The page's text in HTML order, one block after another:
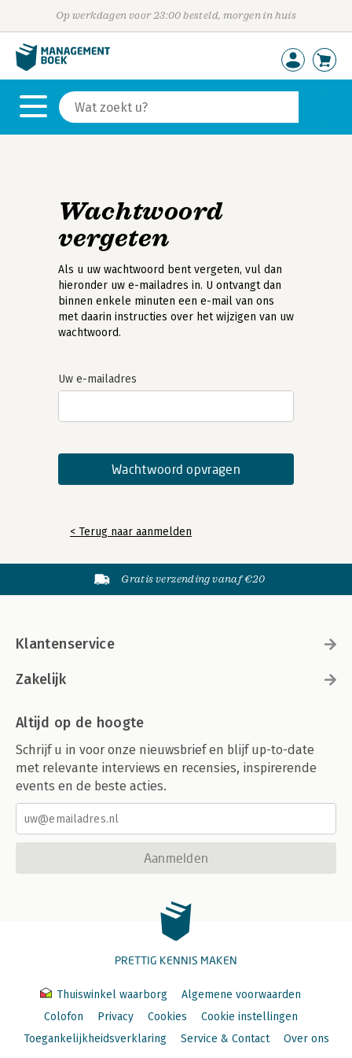
Op werkdagen voor 23:00 besteld, morgen in huis
Wachtwoord
vergeten
Als u uw wachtwoord bent vergeten, vul dan
hieronder uw e-mailadres in. U ontvangt dan
binnen enkele minuten een e-mail van ons
met daarin instructies over het wijzigen van uw
wachtwoord.
Uw e-mailadres
< Terug naar aanmelden
Gratis verzending vanaf €20
Klantenservice
Zakelijk
Altijd op de hoogte
Schrijf u in voor onze nieuwsbrief en blijf up-to-date
met relevante interviews en recensies, inspirerende
events en de beste acties.
Aanmelden
PRETTIG KENNIS MAKEN
Thuiswinkel waarborg
Algemene voorwaarden
Colofon
Privacy Cookies
Cookie instellingen
Toegankelijkheidsverklaring
Service & Contact Over ons